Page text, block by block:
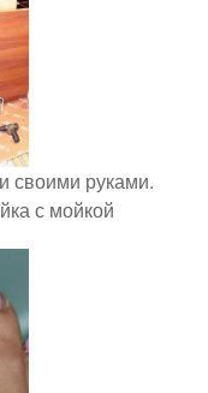
своими руками.
с мойкой